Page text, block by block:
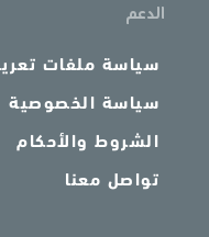
الدعم
سياسة ملفات
سياسة الخصوصية
الشروط والأحكام
تواصل معنا